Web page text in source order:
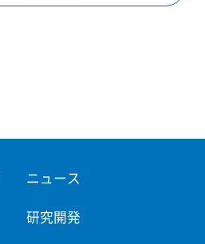
ニュース
研究開発